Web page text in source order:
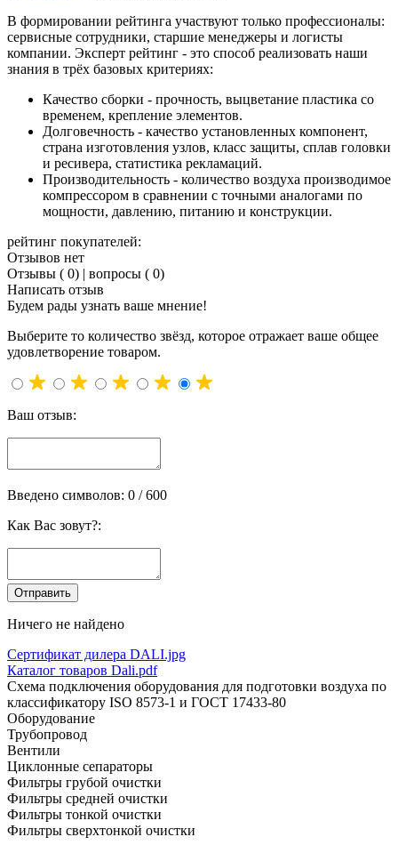
В формировании рейтинга участвуют только профессионалы:
сервисные сотрудники, старшие менеджеры и логисты
компании. Эксперт рейтинг - это способ реализовать наши
знания в трёх базовых критериях:
Качество сборки - прочность, выцветание пластика со
временем, крепление элементов.
Долговечность - качество установленных компонент,
страна изготовления узлов, класс защиты, сплав головки
и ресивера, статистика рекламаций.
Производительность - количество воздуха производимое
компрессором в сравнении с точными аналогами по
мощности, давлению, питанию и конструкции.
рейтинг покупателей:
Отзывов нет
Отзывы ( 0) | вопросы ( 0)
Написать отзыв
Будем рады узнать ваше мнение!
Выберите то количество звёзд, которое отражает ваше общее
удовлетворение товаром.
Ваш отзыв:
Введено символов: 0 / 600
Как Вас зовут?:
Ничего не найдено
Сертификат дилера DALI.jpg
Каталог товаров Dali.pdf
Схема подключения оборудования для подготовки воздуха по
классификатору ISO 8573-1 и ГОСТ 17433-80
Оборудование
Трубопровод
Вентили
Циклонные сепараторы
Фильтры грубой очистки
Фильтры средней очистки
Фильтры тонкой очистки
Фильтры сверхтонкой очистки